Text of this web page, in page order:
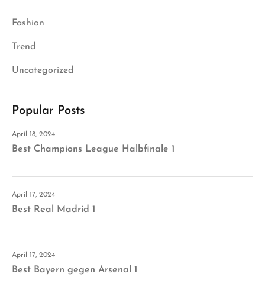
Fashion
Trend
Uncategorized
Popular Posts
April 18, 2024
Best Champions League Halbfinale 1
April 17, 2024
Best Real Madrid 1
April 17, 2024
Best Bayern gegen Arsenal 1